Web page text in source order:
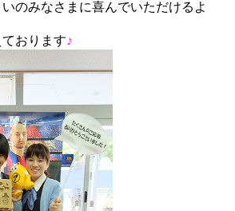
のみなさまに喜んでいただけるよ
おります♪